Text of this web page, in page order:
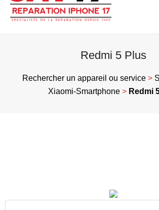
Redmi 5 Plus
Rechercher un appareil ou service>
Xiaomi-Smartphone> Redmi